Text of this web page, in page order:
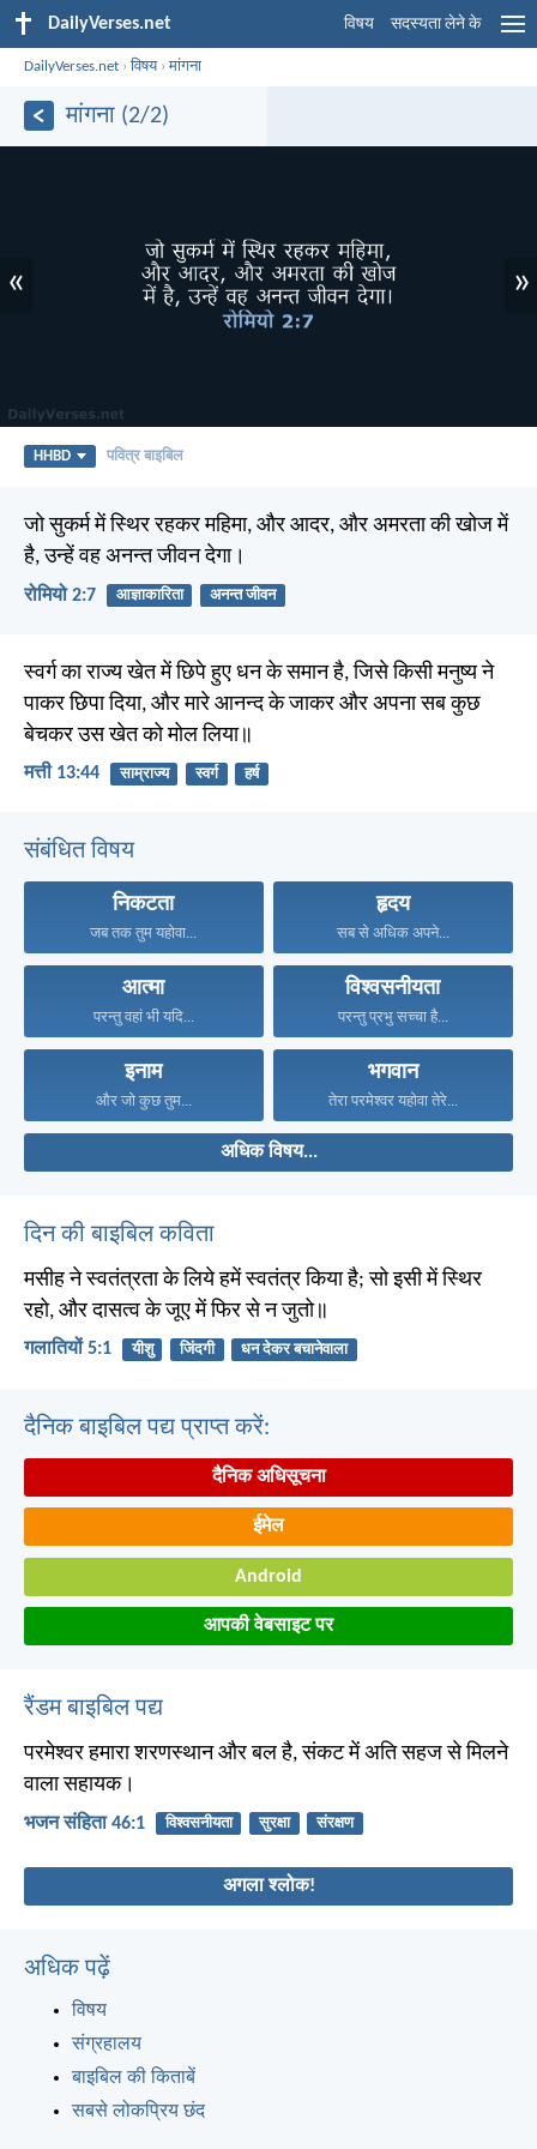
DailyVerses.net विषय सदस्यता लेने के
DailyVerses.net ›विषय›मांगना
मांगना (2/2)
« »
HHBD पवित्र बाइबिल
जो सुकर्म में स्थिर रहकर महिमा, और आदर, और अमरता की खोज में
है, उन्हें वह अनन्त जीवन देगा।
रोमियो 2:7 आज्ञाकारिता अनन्त जीवन
स्वर्ग का राज्य खेत में छिपे हुए धन के समान है, जिसे किसी मनुष्य ने
पाकर छिपा दिया, और मारे आनन्द के जाकर और अपना सब कुछ
बेचकर उस खेत को मोल लिया॥
मत्ती 13:44 साम्राज्य स्वर्ग हर्ष
संबंधित विषय
निकटता
जब तक तुम यहोवा...
हृदय
सब से अधिक अपने...
आत्मा
परन्तु वहां भी यदि...
विश्वसनीयता
परन्तु प्रभु सच्चा है...
इनाम
और जो कुछ तुम...
भगवान
तेरा परमेश्वर यहोवा तेरे...
अधिक विषय...
दिन की बाइबिल कविता
मसीह ने स्वतंत्रता के लिये हमें स्वतंत्र किया है; सो इसी में स्थिर
रहो, और दासत्व के जूए में फिर से न जुतो॥
गलातियों 5:1 यीशु जिंदगी धन देकर बचानेवाला
दैनिक बाइबिल पद्य प्राप्त करें:
दैनिक अधिसूचना
ईमेल
Android
आपकी वेबसाइट पर
रैंडम बाइबिल पद्य
परमेश्वर हमारा शरणस्थान और बल है, संकट में अति सहज से मिलने
वाला सहायक।
भजन संहिता 46:1 विश्वसनीयता सुरक्षा संरक्षण
अगला श्लोक!
अधिक पढ़ें
विषय
संग्रहालय
बाइबिल की किताबें
सबसे लोकप्रिय छंद